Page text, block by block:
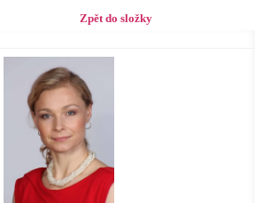
Zpět do složky